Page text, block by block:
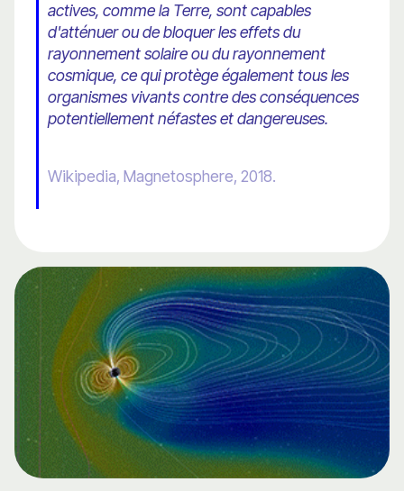
actives, comme la Terre, sont capables
d'atténuer ou de bloquer les effets du
rayonnement solaire ou du rayonnement
cosmique, ce qui protège également tous les
organismes vivants contre des conséquences
potentiellement néfastes et dangereuses.
Wikipedia, Magnetosphere, 2018.